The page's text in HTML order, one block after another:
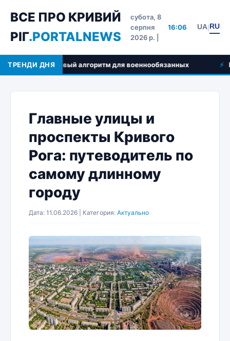
ВСЕ ПРО КРИВИЙ
РІГ.PORTALNEWS
субота, 8
серпня
2026 р. |
16:06 UA|RU
ТРЕНДИ ДНЯ
и пошаговый алгоритм для военнообязанных
Главные улицы и
проспекты Кривого
Рога: путеводитель по
самому длинному
городу
Дата: 11.06.2026 | Категория: Актуально